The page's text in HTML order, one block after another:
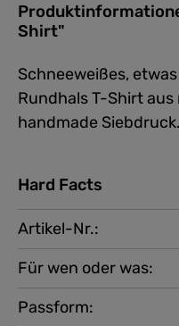
Shirt"
Schneeweißes,
Rundhals T-Shirt
handmade Siebdruck.
Hard Facts
Artikel-Nr.:
Für wen oder was:
Passform: